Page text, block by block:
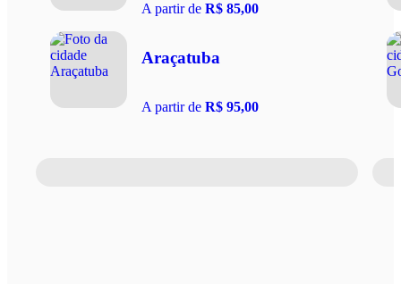
A partir de R$ 85,00
Araçatuba
A partir de R$ 95,00